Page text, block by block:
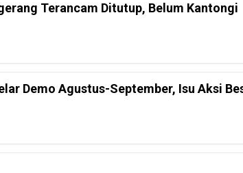
Terancam Ditutup, Belum Kantongi
Demo Agustus-September, Isu Aksi